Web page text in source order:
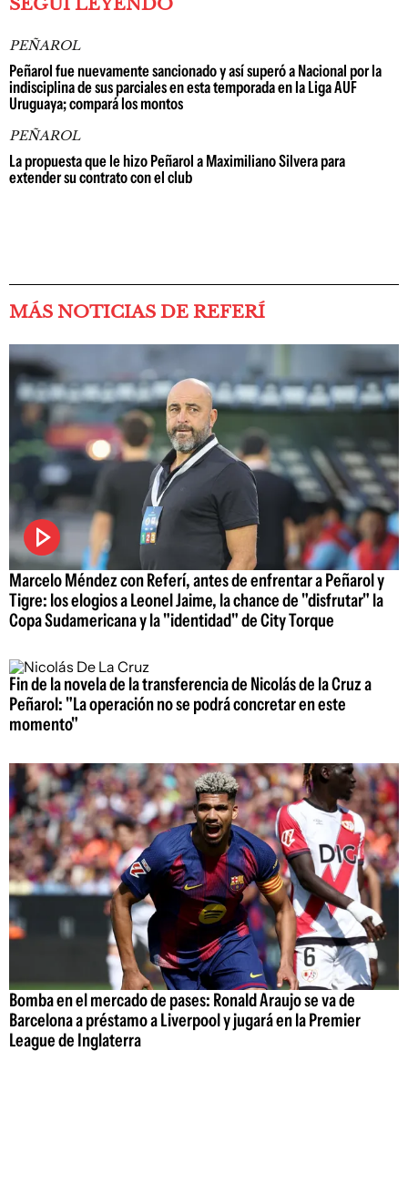
PEÑAROL
Peñarol fue nuevamente sancionado y así superó a Nacional por la
indisciplina de sus parciales en esta temporada en la Liga AUF
Uruguaya; compará los montos
PEÑAROL
La propuesta que le hizo Peñarol a Maximiliano Silvera para
extender su contrato con el club
MÁS NOTICIAS DE REFERÍ
Marcelo Méndez con Referí, antes de enfrentar a Peñarol y
Tigre: los elogios a Leonel Jaime, la chance de "disfrutar" la
Copa Sudamericana y la "identidad" de City Torque
Fin de la novela de la transferencia de Nicolás de la Cruz a
Peñarol: "La operación no se podrá concretar en este
momento"
Bomba en el mercado de pases: Ronald Araujo se va de
Barcelona a préstamo a Liverpool y jugará en la Premier
League de Inglaterra